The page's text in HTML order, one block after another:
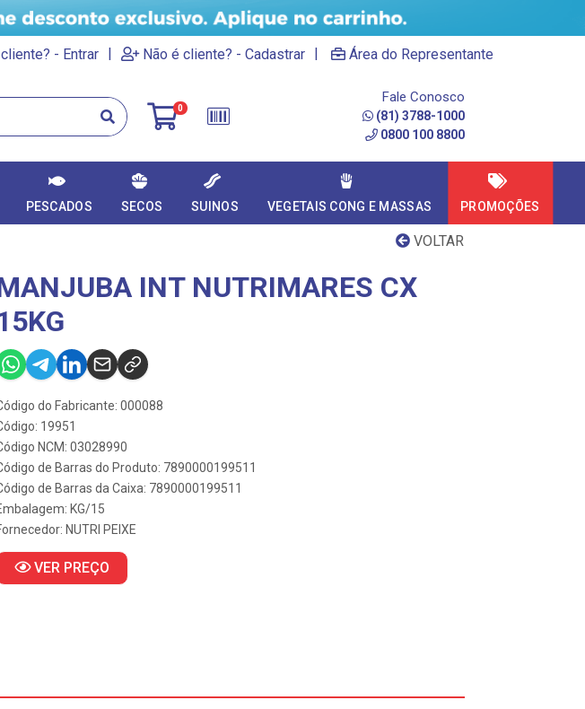
- Entrar | Não é cliente? - Cadastrar | Área do Representante
0
Fale Conosco
(81) 3788-1000
0800 100 8800
PESCADOS SECOS SUINOS VEGETAIS CONG E MASSAS PROMOÇÕES
VOLTAR
INT NUTRIMARES CX
do Fabricante: 000088
19951
NCM: 03028990
de Barras do Produto: 7890000199511
de Barras da Caixa: 7890000199511
KG/15
NUTRI PEIXE
VER PREÇO